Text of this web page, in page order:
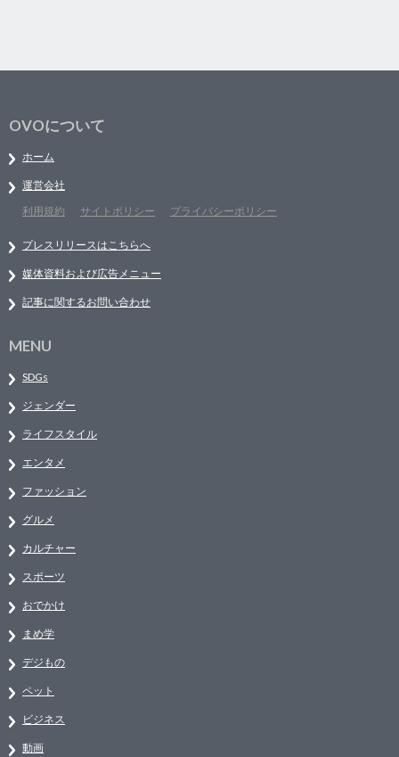
OVOについて
ホーム
運営会社
利用規約
サイトポリシー プライバシーポリシー
プレスリリースはこちらへ
媒体資料および広告メニュー
記事に関するお問い合わせ
MENU
SDGs
ジェンダー
ライフスタイル
エンタメ
ファッション
グルメ
カルチャー
スポーツ
おでかけ
まめ学
デジもの
ペット
ビジネス
動画